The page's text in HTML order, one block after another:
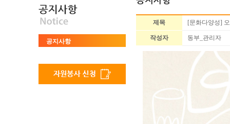
공지사항
제목 [문화다양성]
작성자 동부_관리자